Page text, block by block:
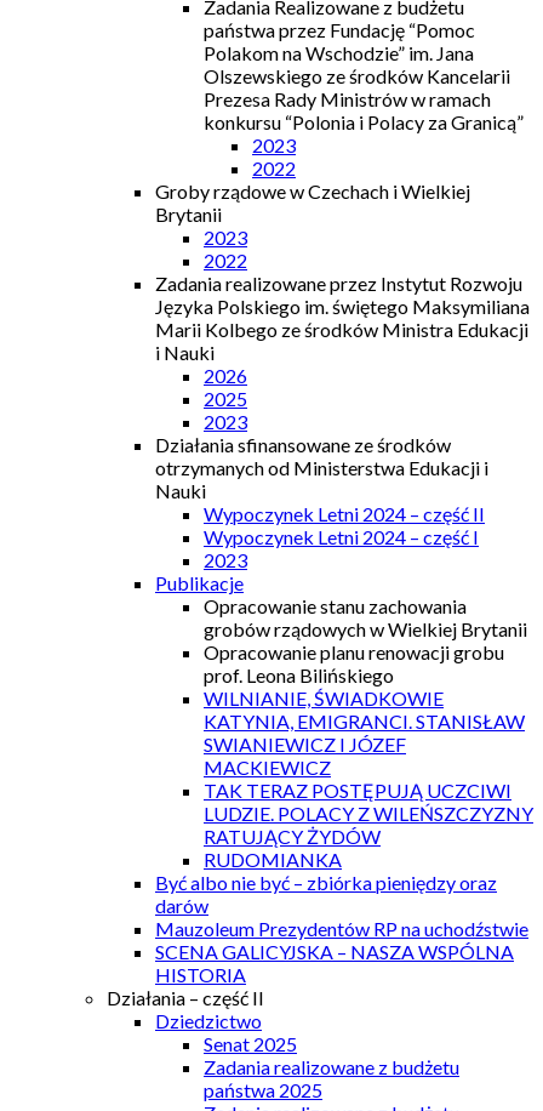
Zadania Realizowane z budżetu
państwa przez Fundację “Pomoc
Polakom na Wschodzie” im. Jana
Olszewskiego ze środków Kancelarii
Prezesa Rady Ministrów w ramach
konkursu “Polonia i Polacy za Granicą”
2023
2022
Groby rządowe w Czechach i Wielkiej
Brytanii
2023
2022
Zadania realizowane przez Instytut Rozwoju
Języka Polskiego im. świętego Maksymiliana
Marii Kolbego ze środków Ministra Edukacji
i Nauki
2026
2025
2023
Działania sfinansowane ze środków
otrzymanych od Ministerstwa Edukacji i
Nauki
Wypoczynek Letni 2024 – część II
Wypoczynek Letni 2024 – część I
2023
Publikacje
Opracowanie stanu zachowania
grobów rządowych w Wielkiej Brytanii
Opracowanie planu renowacji grobu
prof. Leona Bilińskiego
WILNIANIE, ŚWIADKOWIE
KATYNIA, EMIGRANCI. STANISŁAW
SWIANIEWICZ I JÓZEF
MACKIEWICZ
TAK TERAZ POSTĘPUJĄ UCZCIWI
LUDZIE. POLACY Z WILEŃSZCZYZNY
RATUJĄCY ŻYDÓW
RUDOMIANKA
Być albo nie być – zbiórka pieniędzy oraz
darów
Mauzoleum Prezydentów RP na uchodźstwie
SCENA GALICYJSKA – NASZA WSPÓLNA
HISTORIA
Działania – część II
Dziedzictwo
Senat 2025
Zadania realizowane z budżetu
państwa 2025